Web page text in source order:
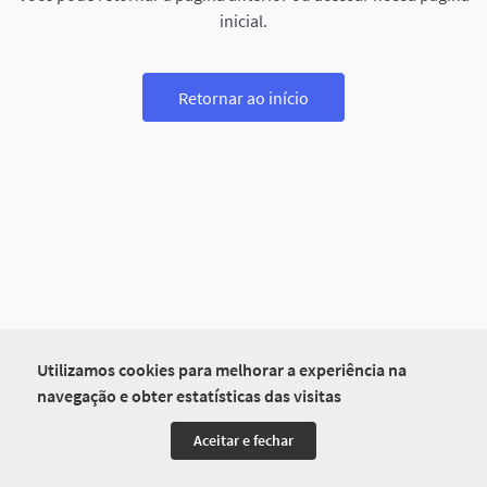
Utilizamos cookies para melhorar a experiência na
navegação e obter estatísticas das visitas
Aceitar e fechar
inicial.
Retornar ao início